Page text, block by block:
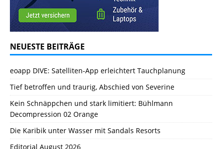
NEUESTE BEITRÄGE
eoapp DIVE: Satelliten-App erleichtert Tauchplanung
Tief betroffen und traurig, Abschied von Severine
Kein Schnäppchen und stark limitiert: Bühlmann
Decompression 02 Orange
Die Karibik unter Wasser mit Sandals Resorts
Editorial August 2026